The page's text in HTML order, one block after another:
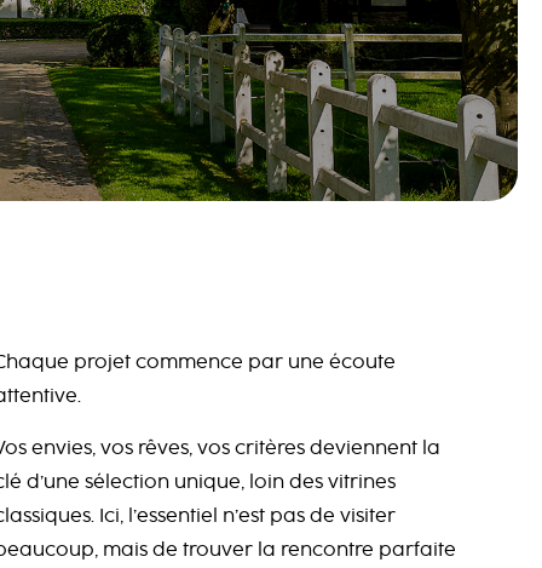
projet commence par une écoute
envies, vos rêves, vos critères deviennent la
d’une sélection unique, loin des vitrines
Ici, l’essentiel n’est pas de visiter
mais de trouver la rencontre parfaite